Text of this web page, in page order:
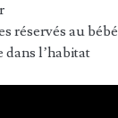
réservés au bébé
dans l’habitat